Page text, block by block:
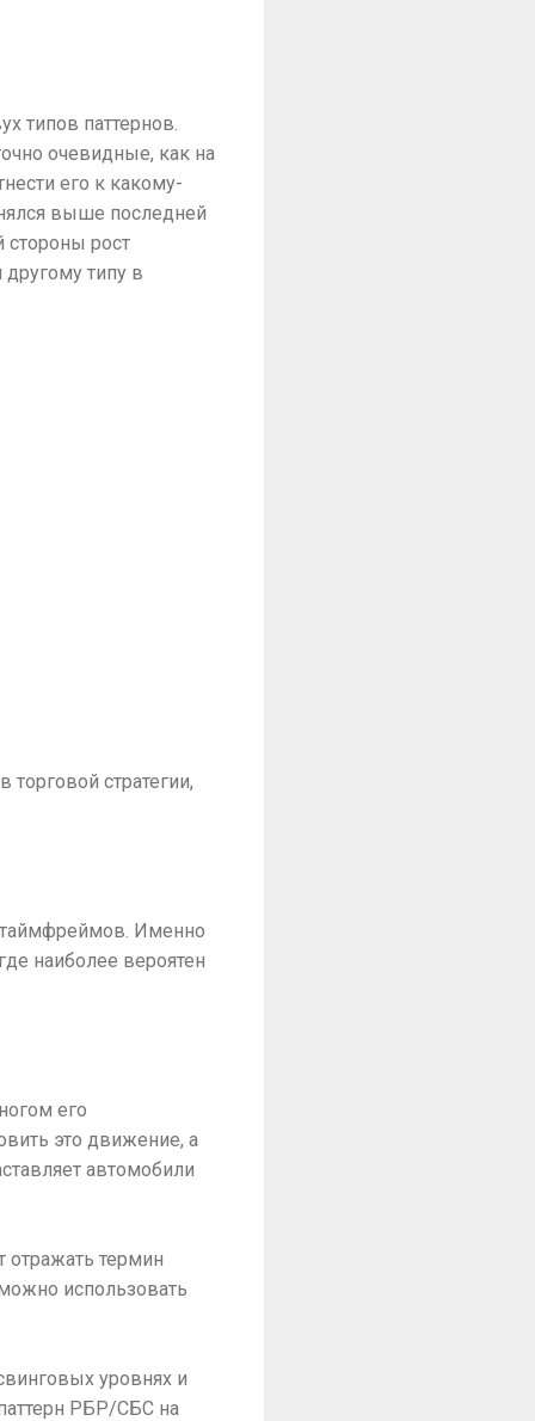
типов паттернов.
очевидные, как на
его к какому-
выше последней
стороны рост
другому типу в
стратегии,
таймфреймов. Именно
наиболее вероятен
его
это движение, а
автомобили
отражать термин
использовать
уровнях и
РБР/СБС на